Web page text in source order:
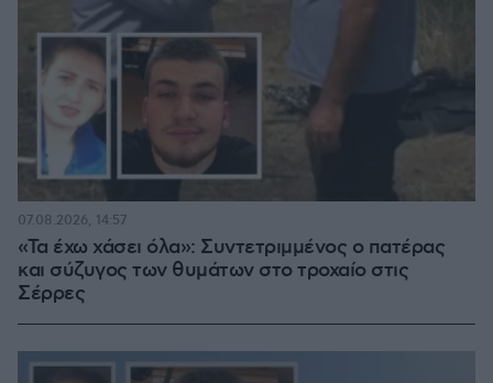
«Τα έχω χάσει όλα»: Συντετριμμένος ο πατέρας
και σύζυγος των θυμάτων στο τροχαίο στις
Σέρρες
07.08.2026, 14:57